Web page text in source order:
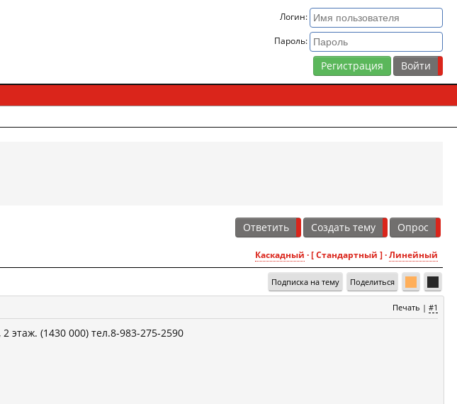
Логин:
Пароль:
Регистрация
Ответить Создать тему Опрос
Каскадный · [ Стандартный ] ·Линейный
Подписка на тему Поделиться
Печать | #1
этаж. (1430 000) тел.8-983-275-2590